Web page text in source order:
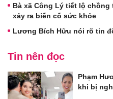
Bà xã Công Lý tiết lộ
xảy ra biến cố sức khỏe
Lương Bích Hữu nói rõ tin
Tin nên đọc
Phạm
khi bị